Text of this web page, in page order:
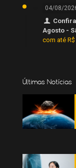
04/08/
Agosto -
com até R$
Últimas Notícias